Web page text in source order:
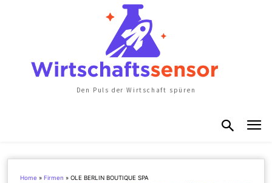
Den Puls der Wirtschaft spüren
Home » Firmen »OLE BERLIN BOUTIQUE SPA